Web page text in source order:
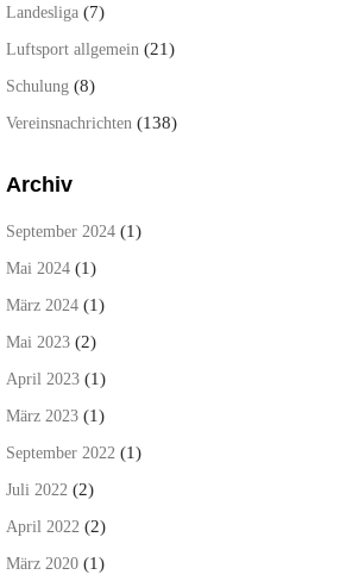
Landesliga (7)
Luftsport allgemein (21)
Schulung (8)
Vereinsnachrichten (138)
Archiv
September 2024 (1)
Mai 2024 (1)
März 2024 (1)
Mai 2023 (2)
April 2023 (1)
März 2023 (1)
September 2022 (1)
Juli 2022 (2)
April 2022 (2)
März 2020 (1)